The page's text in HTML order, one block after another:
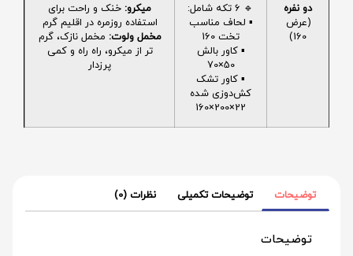
دو نفره
(عرض
160)
🔹 6 تکه شامل:
▪️ لحاف مناسب
تخت 160
▪️ کاور بالش
50×70
▪️ کاور تشک
کش‌دوزی شده
22×200×160
میکرو: خنک و راحت برای
استفاده روزمره در اقلیم گرم
مخمل ولوت: مخمل نازک، گرم
تر از میکرو، راه راه و کمی
پرزدار
توضیحات توضیحات تکمیلی نظرات (0)
توضیحات